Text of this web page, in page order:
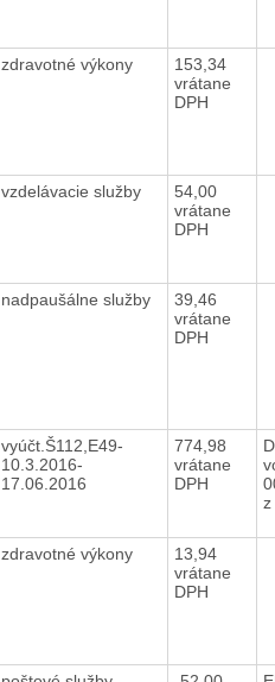
zdravotné výkony
153,34
vrátane
DPH
vzdelávacie služby
54,00
vrátane
DPH
nadpaušálne služby
39,46
vrátane
DPH
vyúčt.Š112,E49-
10.3.2016-
17.06.2016
774,98
vrátane
DPH
z
zdravotné výkony
13,94
vrátane
DPH